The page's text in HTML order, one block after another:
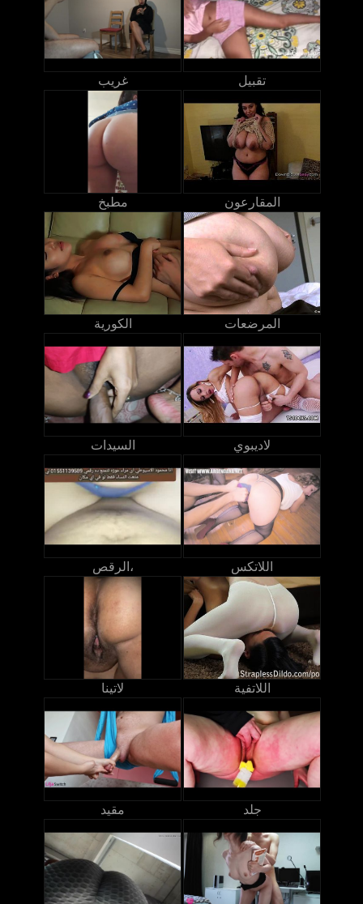
غريب تقبيل
مطبخ المقارعون
الكورية المرضعات
السيدات لاديبوي
الرقص، اللاتكس
لاتينا اللاتفية
مقيد جلد